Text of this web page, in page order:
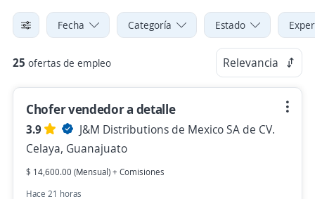
Fecha Categoría Estado
25 ofertas de empleo Relevancia
Chofer vendedor a detalle
3.9
J&M Distributions de Mexico SA de CV.
Celaya, Guanajuato
$ 14,600.00 (Mensual) + Comisiones
Hace 21 horas